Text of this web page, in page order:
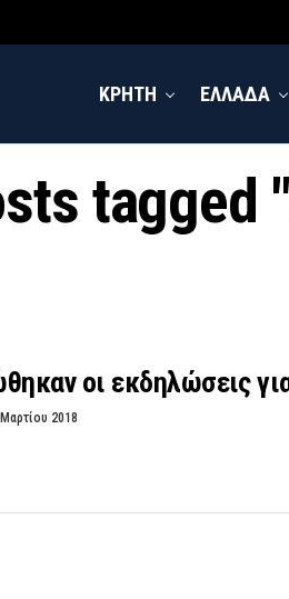
ΚΡΗΤΗ ΕΛΛΑΔΑ
tagged
οι εκδηλώσεις
2018